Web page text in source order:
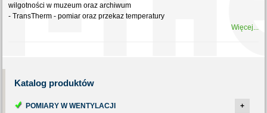
wilgotności w muzeum oraz archiwum
- TransTherm - pomiar oraz przekaz temperatury
Więcej...
Katalog produktów
POMIARY W WENTYLACJI +